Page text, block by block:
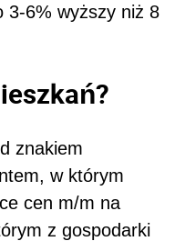
3-6% wyższy niż 8
znakiem
w którym
cen m/m na
z gospodarki